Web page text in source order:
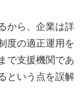
から、企業は詳
度の適正運用を
で支援機関であ
という点を誤解